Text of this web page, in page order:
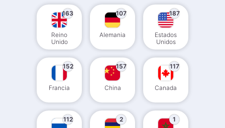
163
Reino
Unido
107
Alemania
187
Estados
Unidos
152
Francia
157
China
117
Canada
112 2 1